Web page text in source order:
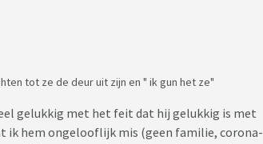
tot ze de deur uit zijn en " ik gun het ze"
gelukkig met het feit dat hij gelukkig is met
ik hem ongelooflijk mis (geen familie, corona-